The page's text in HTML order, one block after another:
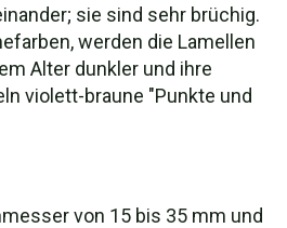
sie sind sehr brüchig.
werden die Lamellen
Alter dunkler und ihre
violett-braune "Punkte und
von 15 bis 35 mm und